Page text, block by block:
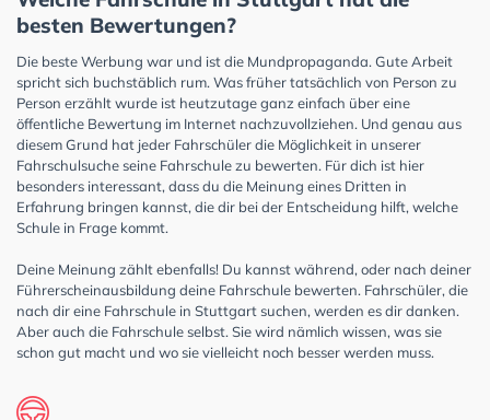
besten Bewertungen?
Die beste Werbung war und ist die Mundpropaganda. Gute Arbeit
spricht sich buchstäblich rum. Was früher tatsächlich von Person zu
Person erzählt wurde ist heutzutage ganz einfach über eine
öffentliche Bewertung im Internet nachzuvollziehen. Und genau aus
diesem Grund hat jeder Fahrschüler die Möglichkeit in unserer
Fahrschulsuche seine Fahrschule zu bewerten. Für dich ist hier
besonders interessant, dass du die Meinung eines Dritten in
Erfahrung bringen kannst, die dir bei der Entscheidung hilft, welche
Schule in Frage kommt.
Deine Meinung zählt ebenfalls! Du kannst während, oder nach deiner
Führerscheinausbildung deine Fahrschule bewerten. Fahrschüler, die
nach dir eine Fahrschule in Stuttgart suchen, werden es dir danken.
Aber auch die Fahrschule selbst. Sie wird nämlich wissen, was sie
schon gut macht und wo sie vielleicht noch besser werden muss.